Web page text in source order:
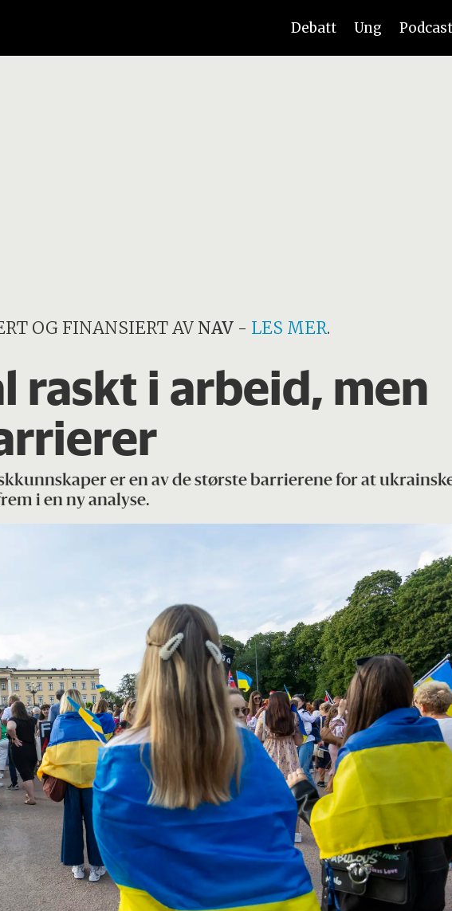
Debatt Ung Podcast
OG FINANSIERT AV NAV- LES MER.
raskt i arbeid, men
er en av de største barrierene for at
i en ny analyse.